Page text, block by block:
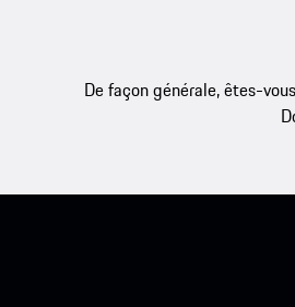
De façon générale, êtes-